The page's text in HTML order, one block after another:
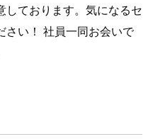
しております。気になるセ
さい！ 社員一同お会いで